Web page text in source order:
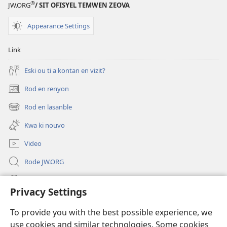
Privacy Settings
To provide you with the best possible experience, we
use cookies and similar technologies. Some cookies
JW.ORG®/ SIT OFISYEL TEMWEN ZEOVA
Appearance Settings
Link
Eski ou ti a kontan en vizit?
Rod en renyon
(opens
new
window)
Rod en lasanble
(opens
new
window)
Kwa ki nouvo
Video
Rode JW.ORG
(opens